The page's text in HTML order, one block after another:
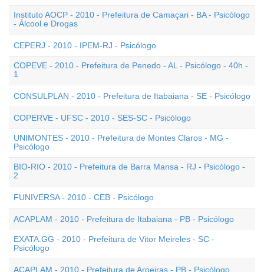
Instituto AOCP - 2010 - Prefeitura de Camaçari - BA - Psicólogo
- Álcool e Drogas
CEPERJ - 2010 - IPEM-RJ - Psicólogo
COPEVE - 2010 - Prefeitura de Penedo - AL - Psicólogo - 40h -
1
CONSULPLAN - 2010 - Prefeitura de Itabaiana - SE - Psicólogo
COPERVE - UFSC - 2010 - SES-SC - Psicólogo
UNIMONTES - 2010 - Prefeitura de Montes Claros - MG -
Psicólogo
BIO-RIO - 2010 - Prefeitura de Barra Mansa - RJ - Psicólogo -
2
FUNIVERSA - 2010 - CEB - Psicólogo
ACAPLAM - 2010 - Prefeitura de Itabaiana - PB - Psicólogo
EXATA.GG - 2010 - Prefeitura de Vitor Meireles - SC -
Psicólogo
ACAPLAM - 2010 - Prefeitura de Aroeiras - PB - Psicólogo